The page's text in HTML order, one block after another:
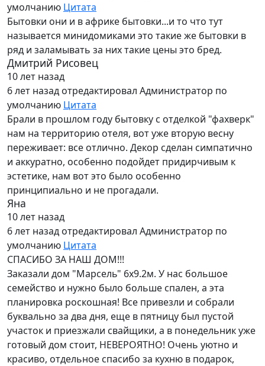
умолчанию Цитата
Бытовки они и в африке бытовки...и то что тут
называется минидомиками это такие же бытовки в
ряд и заламывать за них такие цены это бред.
Дмитрий Рисовец
10 лет назад
6 лет назад отредактировал Администратор по
умолчанию Цитата
Брали в прошлом году бытовку с отделкой "фахверк"
нам на территорию отеля, вот уже вторую весну
переживает: все отлично. Декор сделан симпатично
и аккуратно, особенно подойдет придирчивым к
эстетике, нам вот это было особенно
принципиально и не прогадали.
Яна
10 лет назад
6 лет назад отредактировал Администратор по
умолчанию Цитата
СПАСИБО ЗА НАШ ДОМ!!!
Заказали дом "Марсель" 6х9.2м. У нас большое
семейство и нужно было больше спален, а эта
планировка роскошная! Все привезли и собрали
буквально за два дня, еще в пятницу был пустой
участок и приезжали свайщики, а в понедельник уже
готовый дом стоит, НЕВЕРОЯТНО! Очень уютно и
красиво, отдельное спасибо за кухню в подарок,